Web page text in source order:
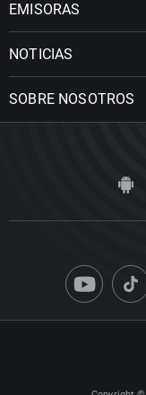
EMISORAS
NOTICIAS
SOBRE NOSOTROS